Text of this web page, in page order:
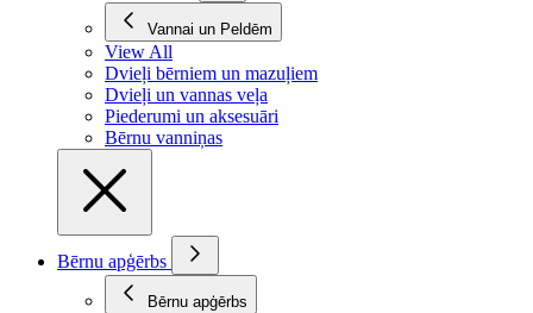
Vannai un Peldēm
View All
Dvieļi bērniem un mazuļiem
Dvieļi un vannas veļa
Piederumi un aksesuāri
Bērnu vanniņas
Bērnu apģērbs
Bērnu apģērbs